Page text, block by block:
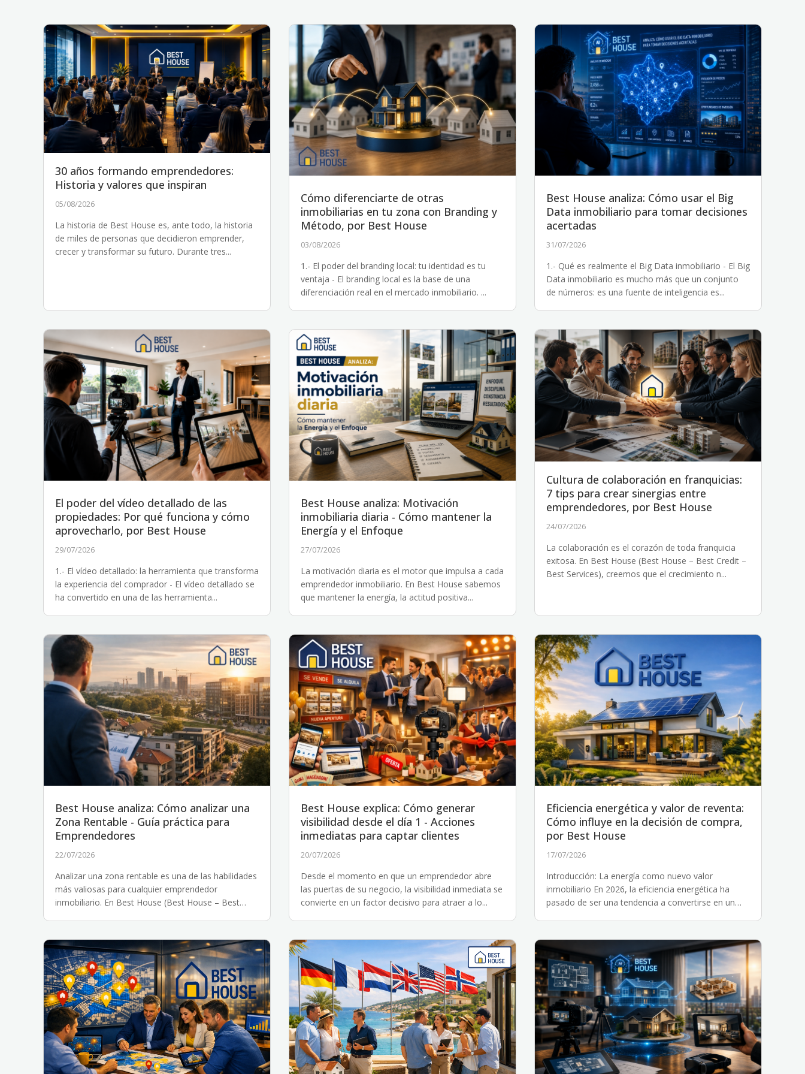
30 años formando emprendedores:
Historia y valores que inspiran
05/08/2026
La historia de Best House es, ante todo, la historia
de miles de personas que decidieron emprender,
crecer y transformar su futuro. Durante tres...
Cómo diferenciarte de otras
inmobiliarias en tu zona con Branding y
Método, por Best House
03/08/2026
1.- El poder del branding local: tu identidad es tu
ventaja - El branding local es la base de una
diferenciación real en el mercado inmobiliario. ...
Best House analiza: Cómo usar el Big
Data inmobiliario para tomar decisiones
acertadas
31/07/2026
1.- Qué es realmente el Big Data inmobiliario - El Big
Data inmobiliario es mucho más que un conjunto
de números: es una fuente de inteligencia es...
El poder del vídeo detallado de las
propiedades: Por qué funciona y cómo
aprovecharlo, por Best House
29/07/2026
1.- El vídeo detallado: la herramienta que transforma
la experiencia del comprador - El vídeo detallado se
ha convertido en una de las herramienta...
Best House analiza: Motivación
inmobiliaria diaria - Cómo mantener la
Energía y el Enfoque
27/07/2026
La motivación diaria es el motor que impulsa a cada
emprendedor inmobiliario. En Best House sabemos
que mantener la energía, la actitud positiva...
Cultura de colaboración en franquicias:
7 tips para crear sinergias entre
emprendedores, por Best House
24/07/2026
La colaboración es el corazón de toda franquicia
exitosa. En Best House (Best House – Best Credit –
Best Services), creemos que el crecimiento n...
Best House analiza: Cómo analizar una
Zona Rentable - Guía práctica para
Emprendedores
22/07/2026
Analizar una zona rentable es una de las habilidades
más valiosas para cualquier emprendedor
inmobiliario. En Best House (Best House – Best
Best House explica: Cómo generar
visibilidad desde el día 1 - Acciones
inmediatas para captar clientes
20/07/2026
Desde el momento en que un emprendedor abre
las puertas de su negocio, la visibilidad inmediata se
convierte en un factor decisivo para atraer a lo...
Eficiencia energética y valor de reventa:
Cómo influye en la decisión de compra,
por Best House
17/07/2026
Introducción: La energía como nuevo valor
inmobiliario En 2026, la eficiencia energética ha
pasado de ser una tendencia a convertirse en un